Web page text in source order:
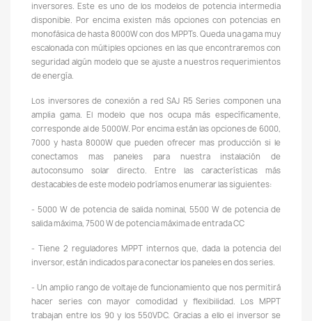
inversores. Este es uno de los modelos de potencia intermedia
disponible. Por encima existen más opciones con potencias en
monofásica de hasta 8000W con dos MPPTs. Queda una gama muy
escalonada con múltiples opciones en las que encontraremos con
seguridad algún modelo que se ajuste a nuestros requerimientos
de energía.
Los inversores de conexión a red SAJ R5 Series componen una
amplia gama. El modelo que nos ocupa más específicamente,
corresponde al de 5000W. Por encima están las opciones de 6000,
7000 y hasta 8000W que pueden ofrecer mas producción si le
conectamos mas paneles para nuestra instalación de
autoconsumo solar directo. Entre las características más
destacables de este modelo podríamos enumerar las siguientes:
- 5000 W de potencia de salida nominal, 5500 W de potencia de
salida máxima, 7500 W de potencia máxima de entrada CC
- Tiene 2 reguladores MPPT internos que, dada la potencia del
inversor, están indicados para conectar los paneles en dos series.
- Un amplio rango de voltaje de funcionamiento que nos permitirá
hacer series con mayor comodidad y flexibilidad. Los MPPT
trabajan entre los 90 y los 550VDC. Gracias a ello el inversor se